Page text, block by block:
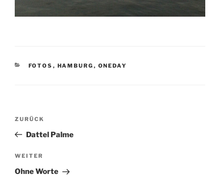
KATEGORIEN
FOTOS , HAMBURG , ONEDAY
Beitragsnavigation
Vorheriger
Beitrag
ZURÜCK
Dattel Palme
Nächster
Beitrag
WEITER
Ohne Worte